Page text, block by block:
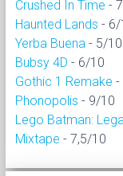
Crushed In Time -
Haunted Lands - 6/
Yerba Buena - 5/10
Bubsy 4D - 6/10
Gothic 1 Remake -
Phonopolis - 9/10
Lego Batman:
Mixtape - 7,5/10